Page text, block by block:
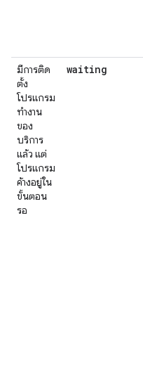
มีการติด
ตั้ง
โปรแกรม
ทำงาน
ของ
บริการ
แล้ว แต่
โปรแกรม
ค้างอยู่ใน
ขั้นตอน
รอ
waiting